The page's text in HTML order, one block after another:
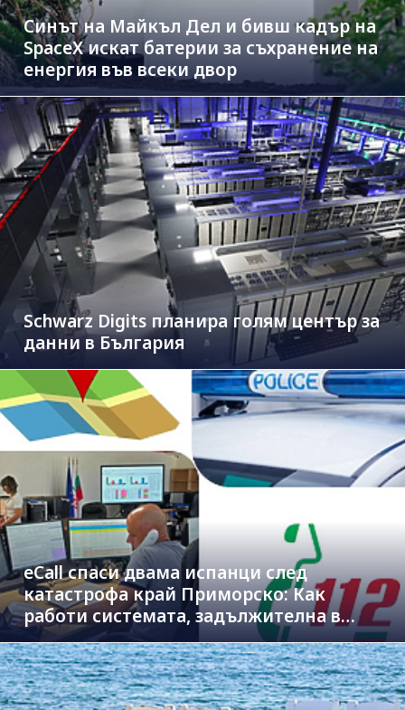
Синът на Майкъл Дeл и бивш кадър на
SpaceX искат батерии за съхранение на
енергия във всеки двор
Schwarz Digits планира голям център за
данни в България
eCall спаси двама испанци след
катастрофа край Приморско: Как
работи системата, задължителна в
новите коли